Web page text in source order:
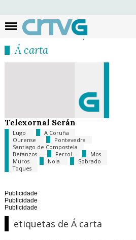
Á carta
Telexornal Serán
Lugo
A Coruña
Ourense
Pontevedra
Santiago de Compostela
Betanzos
Ferrol
Mos
Muros
Noia
Sobrado
Toques
Publicidade
Publicidade
Publicidade
etiquetas de Á carta